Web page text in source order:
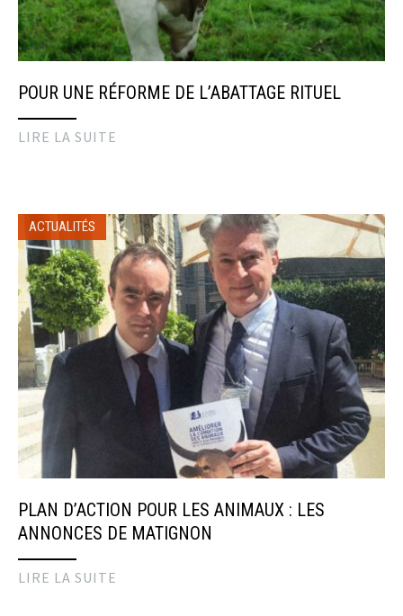
POUR UNE RÉFORME DE L’ABATTAGE RITUEL
LIRE LA SUITE
ACTUALITÉS
PLAN D’ACTION POUR LES ANIMAUX : LES
ANNONCES DE MATIGNON
LIRE LA SUITE